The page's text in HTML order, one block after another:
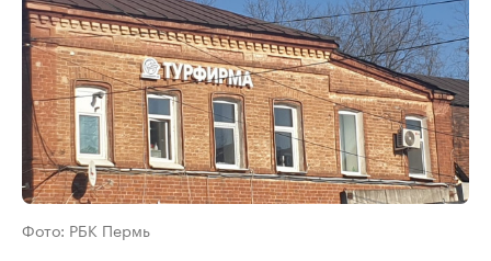
Фото: РБК Пермь